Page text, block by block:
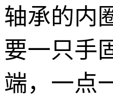
轴承的内
要一只手
端，一点